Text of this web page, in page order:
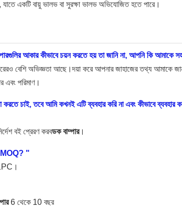
একটি বায়ু ভালভ বা সুরক্ষা ভালভ অভিযোজিত হতে পারে।
আকার কীভাবে চয়ন করতে হয় তা জানি না, আপনি কি আমাকে
বেশি অভিজ্ঞতা আছে।দয়া করে আপনার জাহাজের তথ্য আমাকে
পরিমাণ।
করতে চাই, তবে আমি কখনই এটি ব্যবহার করি না এবং কীভাবে
বই প্রেরণ করবডক বাম্পার।
MOQ? "
6 থেকে 10 বছর